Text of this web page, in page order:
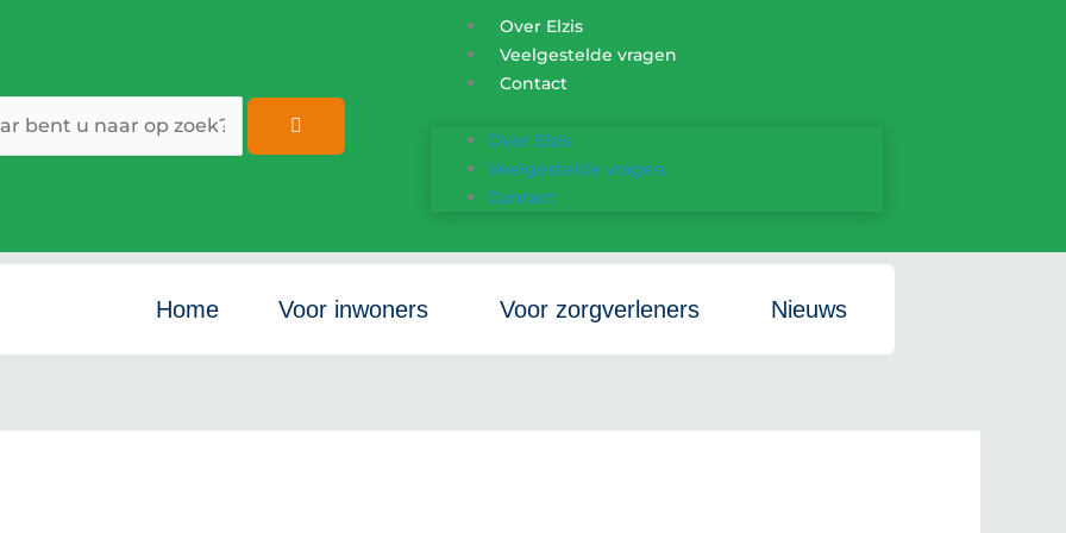
Over Elzis
Veelgestelde vragen
Contact
Over Elzis
Veelgestelde vragen
Contact
Home Voor inwoners Voor zorgverleners Nieuws